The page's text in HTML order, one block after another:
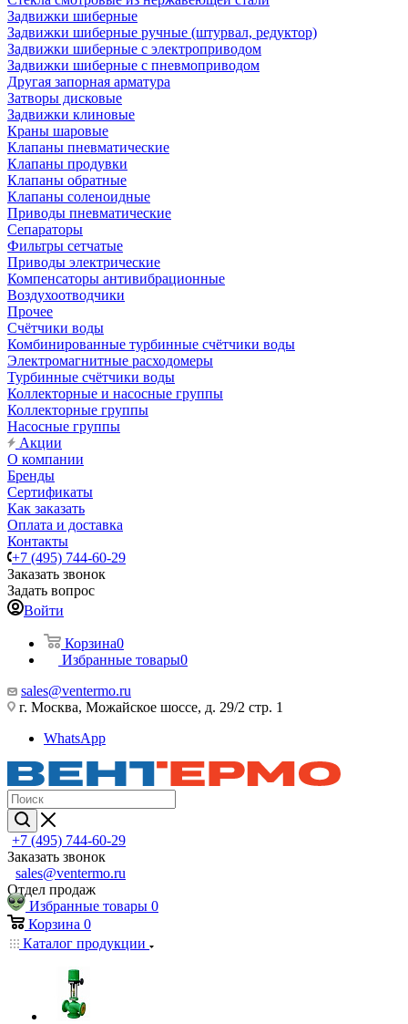
Задвижки шиберные
Задвижки шиберные ручные (штурвал, редуктор)
Задвижки шиберные с электроприводом
Задвижки шиберные с пневмоприводом
Другая запорная арматура
Затворы дисковые
Задвижки клиновые
Краны шаровые
Клапаны пневматические
Клапаны продувки
Клапаны обратные
Клапаны соленоидные
Приводы пневматические
Сепараторы
Фильтры сетчатые
Приводы электрические
Компенсаторы антивибрационные
Воздухоотводчики
Прочее
Счётчики воды
Комбинированные турбинные счётчики воды
Электромагнитные расходомеры
Турбинные счётчики воды
Коллекторные и насосные группы
Коллекторные группы
Насосные группы
Акции
О компании
Бренды
Сертификаты
Как заказать
Оплата и доставка
Контакты
+7 (495) 744-60-29
Заказать звонок
Задать вопрос
Войти
Корзина0
Избранные товары0
sales@ventermo.ru
г. Москва, Можайское шоссе, д. 29/2 стр. 1
WhatsApp
+7 (495) 744-60-29
Заказать звонок
sales@ventermo.ru
Отдел продаж
Избранные товары 0
Корзина 0
Каталог продукции